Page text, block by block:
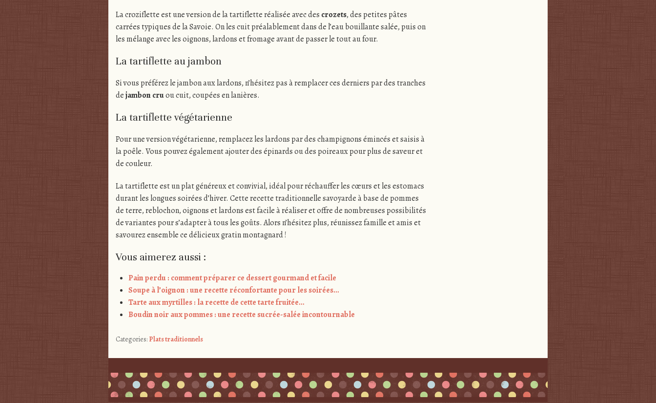
La croziflette est une version de la tartiflette réalisée avec des crozets, des petites pâtes
carrées typiques de la Savoie. On les cuit préalablement dans de l’eau bouillante salée, puis on
les mélange avec les oignons, lardons et fromage avant de passer le tout au four.
La tartiflette au jambon
Si vous préférez le jambon aux lardons, n’hésitez pas à remplacer ces derniers par des tranches
dejambon cruou cuit, coupées en lanières.
La tartiflette végétarienne
Pour une version végétarienne, remplacez les lardons par des champignons émincés et saisis à
la poêle. Vous pouvez également ajouter des épinards ou des poireaux pour plus de saveur et
de couleur.
La tartiflette est un plat généreux et convivial, idéal pour réchauffer les cœurs et les estomacs
durant les longues soirées d’hiver. Cette recette traditionnelle savoyarde à base de pommes
de terre, reblochon, oignons et lardons est facile à réaliser et offre de nombreuses possibilités
de variantes pour s’adapter à tous les goûts. Alors n’hésitez plus, réunissez famille et amis et
savourez ensemble ce délicieux gratin montagnard !
Vous aimerez aussi :
Pain perdu : comment préparer ce dessert gourmand et facile
Soupe à l’oignon : une recette réconfortante pour les soirées…
Tarte aux myrtilles : la recette de cette tarte fruitée…
Boudin noir aux pommes : une recette sucrée-salée incontournable
Categories: Plats traditionnels